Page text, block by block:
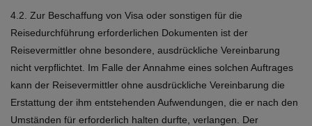
4.2. Zur Beschaffung von Visa oder sonstigen für die
Reisedurchführung erforderlichen Dokumenten ist der
Reisevermittler ohne besondere, ausdrückliche Vereinbarung
nicht verpflichtet. Im Falle der Annahme eines solchen Auftrages
kann der Reisevermittler ohne ausdrückliche Vereinbarung die
Erstattung der ihm entstehenden Aufwendungen, die er nach den
Umständen für erforderlich halten durfte, verlangen. Der